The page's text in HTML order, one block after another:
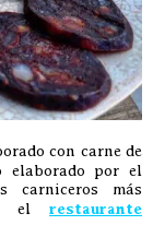
con carne de
elaborado por el
carniceros más
el restaurante